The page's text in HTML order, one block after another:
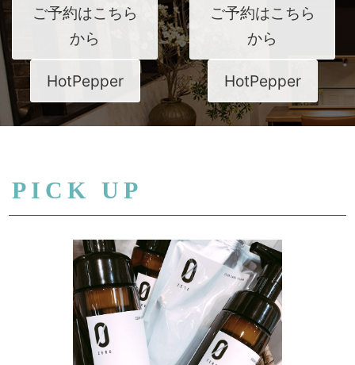
ご予約はこちら
から
HotPepper
ご予約はこちら
から
HotPepper
PICK UP